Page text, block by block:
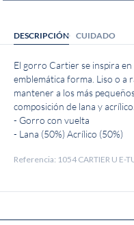
DESCRIPCIÓN CUIDADO
El gorro Cartier se inspira
emblemática forma. Liso o a
mantener a los más
composición de lana y
- Gorro con vuelta
- Lana (50%) Acrílico (50%)
Referencia: 1054 CARTIER U E-